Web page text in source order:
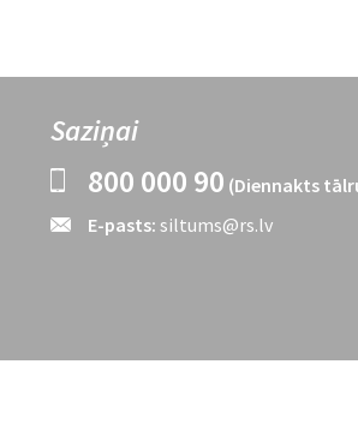
Saziņai
800 000 90 (Diennakts
E-pasts: siltums@rs.lv